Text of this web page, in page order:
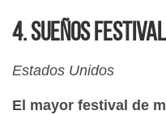
4. Sueños
Estados Unidos
El mayor festival de